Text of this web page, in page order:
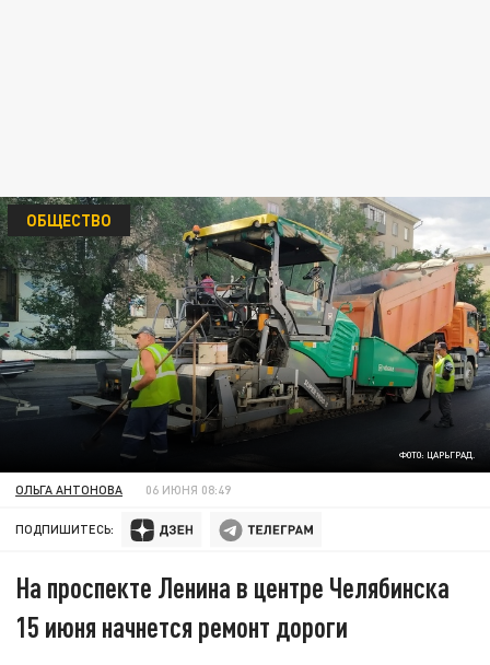
ФОТО: ЦАРЬГРАД.
ОБЩЕСТВО
ОЛЬГА АНТОНОВА 06 ИЮНЯ 08:49
ПОДПИШИТЕСЬ:
На проспекте Ленина в центре Челябинска
15 июня начнется ремонт дороги